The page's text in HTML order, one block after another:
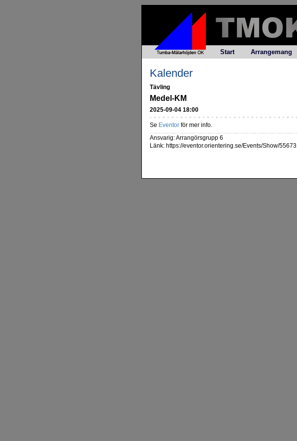
Start Arrangemang
Kalender
Tävling
Medel-KM
2025-09-04 18:00
Se Eventor för mer info.
Ansvarig: Arrangörsgrupp 6
Länk: https://eventor.orientering.se/Events/Show/55673